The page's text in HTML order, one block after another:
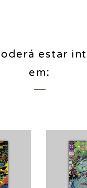
estar
em: